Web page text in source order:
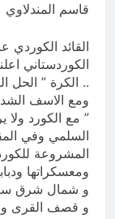
قاسم المندلاوي
القائد الكوردي
الكوردستاني
.. الكرة ” الحل
ومع الاسف
” مع الكورد ولا
السلمي وفي
المشروعة
ومعسكراتها
و شمال شرق
و قصف القرى